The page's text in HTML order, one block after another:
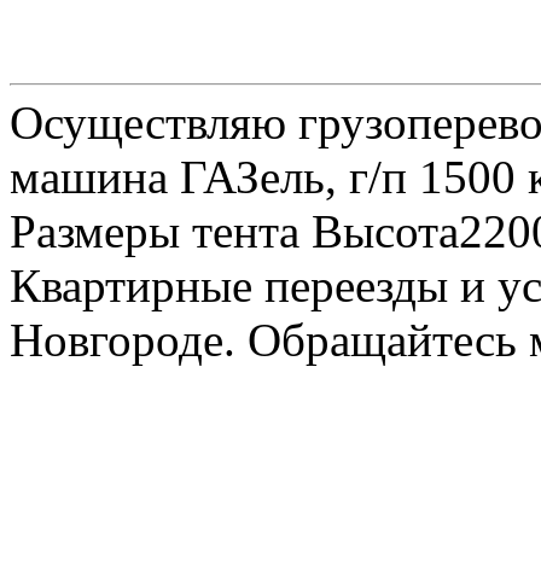
Осуществляю
машина ГАЗель, г/п 1500
Размеры тента
Квартирные переезды и
Новгороде.